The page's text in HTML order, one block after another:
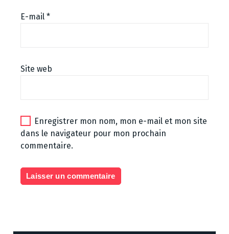
E-mail *
Site web
Enregistrer mon nom, mon e-mail et mon site
dans le navigateur pour mon prochain
commentaire.